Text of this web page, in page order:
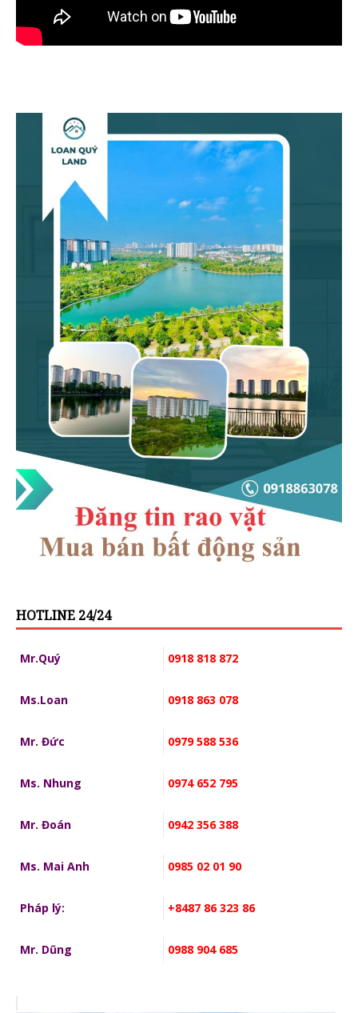
HOTLINE 24/24
Mr.Quý 0918 818 872
Ms.Loan 0918 863 078
Mr. Đức 0979 588 536
Ms. Nhung 0974 652 795
Mr. Đoán 0942 356 388
Ms. Mai Anh 0985 02 01 90
Pháp lý: +8487 86 323 86
Mr. Dũng 0988 904 685